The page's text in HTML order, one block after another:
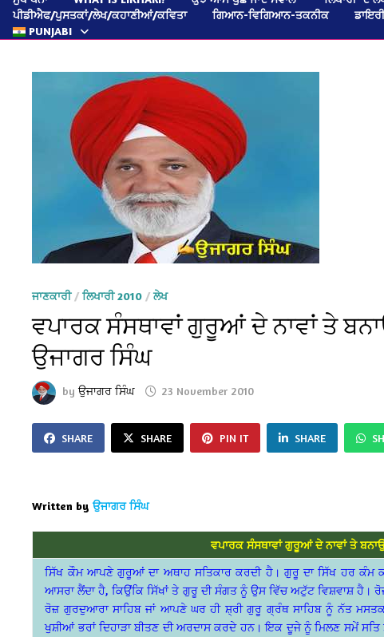
ਪੀਡੀਐਫ/ਪੁਸਤਕਾਂ/ਲੇਖ/ਕਹਾਣੀਆਂ/ਕਵਿਤਾ
ਗਿਆਨ-ਵਿਗਿਆਨ-ਤਕਨੀਕ ਡਾਇਰੀ
PUNJABI
ਜਾਣਕਾਰੀ/ਲਿਖਾਰੀ 2010 /ਲੇਖ
ਵਪਾਰਕ ਸੰਸਥਾਵਾਂ ਗੁਰੂਆਂ ਦੇ ਨਾਵਾਂ ਤੇ
ਉਜਾਗਰ ਸਿੰਘ
byਉਜਾਗਰ ਸਿੰਘ 23 November 2010
SHARE SHARE PIN IT SHARE
Written by ਉਜਾਗਰ ਸਿੰਘ
ਵਪਾਰਕ ਸੰਸਥਾਵਾਂ ਗੁਰੂਆਂ ਦੇ ਨਾਵਾਂ ਤੇ
ਸਿੱਖ ਕੌਮ ਆਪਣੇ ਗੁਰੂਆਂ ਦਾ ਅਥਾਹ ਸਤਿਕਾਰ ਕਰਦੀ ਹੈ। ਗੁਰੂ ਦਾ ਸਿੱਖ ਹਰ ਕੰਮ
ਆਸਰਾ ਲੈਂਦਾ ਹੈ, ਕਿਉਂਕਿ ਸਿੱਖਾਂ ਤੇ ਗੁਰੂ ਦੀ ਸੰਗਤ ਨੂੰ ਉਸ ਵਿੱਚ ਅਟੁੱਟ ਵਿਸ਼ਵਾਸ਼ ਹੈ।
ਰੋਜ਼ ਗੁਰਦੁਆਰਾ ਸਾਹਿਬ ਜਾਂ ਆਪਣੇ ਘਰ ਹੀ ਸ਼੍ਰੀ ਗੁਰੂ ਗ੍ਰੰਥ ਸਾਹਿਬ ਨੂੰ ਨੱਤ
ਖੁਸ਼ੀਆਂ ਭਰਾਂ ਦਿਹਾੜਾ ਬੀਤਣ ਦੀ ਅਰਦਾਸ ਕਰਦੇ ਹਨ। ਇਕ ਦੂਜੇ ਨੂੰ ਮਿਲਣ ਸਮੇਂ